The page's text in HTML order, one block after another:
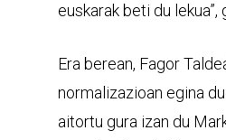
euskarak beti du lekua”,
Era berean, Fagor
normalizazioan egina
aitortu gura izan du